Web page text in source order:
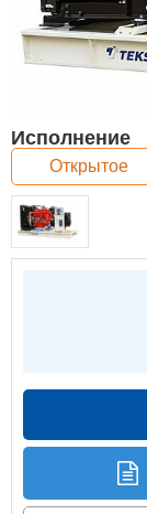
Исполнение
Открытое